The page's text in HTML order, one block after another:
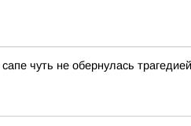
чуть не обернулась трагедией